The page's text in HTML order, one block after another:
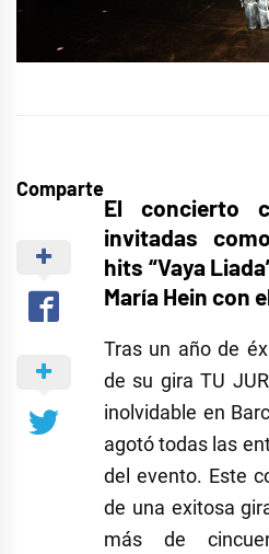
Comparte
El concierto
invitadas
hits “Vaya
María Hein con
Tras un año de
de su gira TU
inolvidable en
agotó todas las
del evento. Este
de una exitosa
más de